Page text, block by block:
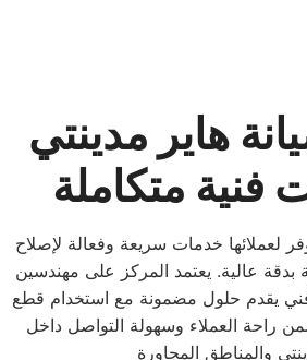
هاير مدينتي
فنية متكاملة
لعملائها خدمات سريعة وفعالة لإصلاح
بدقة عالية. يعتمد المركز على مهندسين
يقدم حلول مضمونة مع استخدام قطع
راحة العملاء وسهولة التواصل داخل